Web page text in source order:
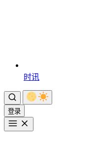
时讯
登录